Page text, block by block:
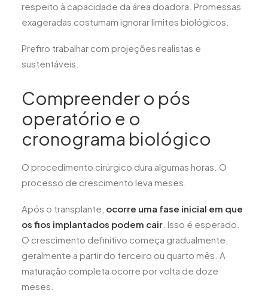
respeito à capacidade da área doadora. Promessas
exageradas costumam ignorar limites biológicos.
Prefiro trabalhar com projeções realistas e
sustentáveis.
Compreender o pós
operatório e o
cronograma biológico
O procedimento cirúrgico dura algumas horas. O
processo de crescimento leva meses.
Após o transplante, ocorre uma fase inicial em que
os fios implantados podem cair . Isso é esperado.
O crescimento definitivo começa gradualmente,
geralmente a partir do terceiro ou quarto mês. A
maturação completa ocorre por volta de doze
meses.